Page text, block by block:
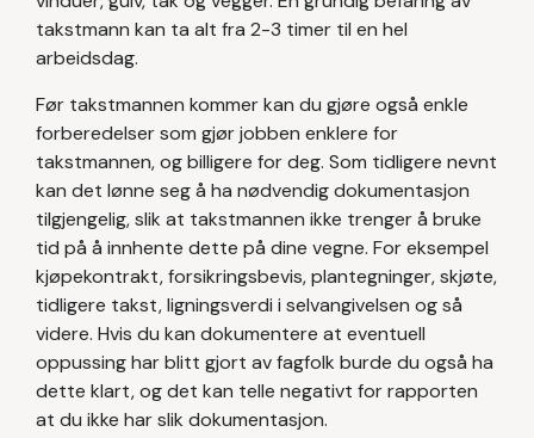
takstmann kan ta alt fra 2-3 timer til en hel
arbeidsdag.
Før takstmannen kommer kan du gjøre også enkle
forberedelser som gjør jobben enklere for
takstmannen, og billigere for deg. Som tidligere nevnt
kan det lønne seg å ha nødvendig dokumentasjon
tilgjengelig, slik at takstmannen ikke trenger å bruke
tid på å innhente dette på dine vegne. For eksempel
kjøpekontrakt, forsikringsbevis, plantegninger, skjøte,
tidligere takst, ligningsverdi i selvangivelsen og så
videre. Hvis du kan dokumentere at eventuell
oppussing har blitt gjort av fagfolk burde du også ha
dette klart, og det kan telle negativt for rapporten
at du ikke har slik dokumentasjon.